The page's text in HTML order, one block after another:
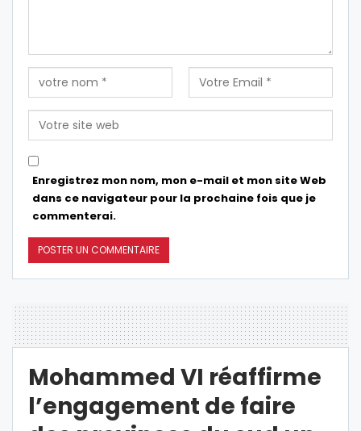
Enregistrez mon nom, mon e-mail et mon site Web
dans ce navigateur pour la prochaine fois que je
commenterai.
Mohammed VI réaffirme
l’engagement de faire